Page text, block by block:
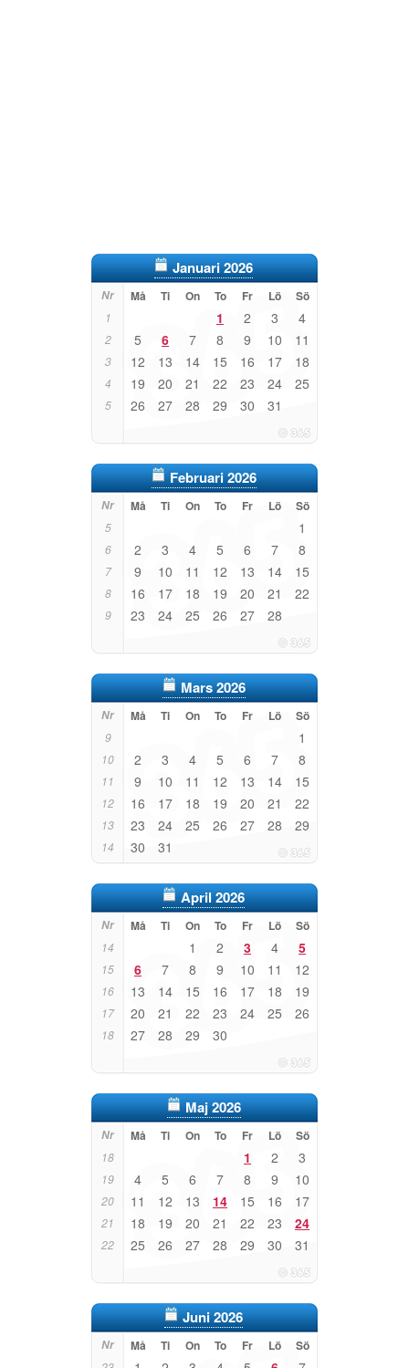
Januari 2026
Nr Må Ti On To Fr Lö Sö
1 1 2 3 4
2 5 6 7 8 9 10 11
3 12 13 14 15 16 17 18
4 19 20 21 22 23 24 25
5 26 27 28 29 30 31
Februari 2026
Nr Må Ti On To Fr Lö Sö
5 1
6 2 3 4 5 6 7 8
7 9 10 11 12 13 14 15
8 16 17 18 19 20 21 22
9 23 24 25 26 27 28
Mars 2026
Nr Må Ti On To Fr Lö Sö
9 1
10 2 3 4 5 6 7 8
11 9 10 11 12 13 14 15
12 16 17 18 19 20 21 22
13 23 24 25 26 27 28 29
14 30 31
April 2026
Nr Må Ti On To Fr Lö Sö
14 1 2 3 4 5
15 6 7 8 9 10 11 12
16 13 14 15 16 17 18 19
17 20 21 22 23 24 25 26
18 27 28 29 30
Maj 2026
Nr Må Ti On To Fr Lö Sö
18 1 2 3
19 4 5 6 7 8 9 10
20 11 12 13 14 15 16 17
21 18 19 20 21 22 23 24
22 25 26 27 28 29 30 31
Juni 2026
Nr Må Ti On To Fr Lö Sö